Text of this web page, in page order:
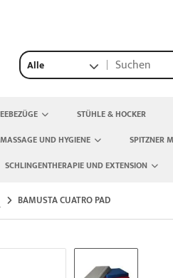
Alle
STÜHLE & HOCKER
UND HYGIENE SPITZNER
SCHLINGENTHERAPIE UND EXTENSION
BAMUSTA CUATRO PAD